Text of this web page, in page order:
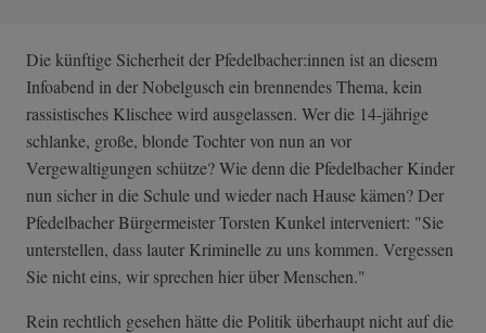
Die künftige Sicherheit der Pfedelbacher:innen ist an diesem
Infoabend in der Nobelgusch ein brennendes Thema, kein
rassistisches Klischee wird ausgelassen. Wer die 14-jährige
schlanke, große, blonde Tochter von nun an vor
Vergewaltigungen schütze? Wie denn die Pfedelbacher Kinder
nun sicher in die Schule und wieder nach Hause kämen? Der
Pfedelbacher Bürgermeister Torsten Kunkel interveniert: "Sie
unterstellen, dass lauter Kriminelle zu uns kommen. Vergessen
Sie nicht eins, wir sprechen hier über Menschen."
Rein rechtlich gesehen hätte die Politik überhaupt nicht auf die